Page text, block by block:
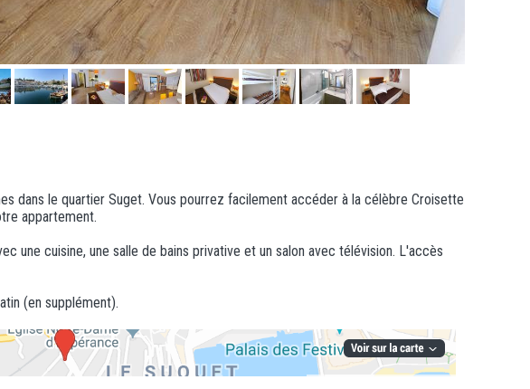
dans le quartier Suget. Vous pourrez facilement accéder à la célèbre Croisette
appartement.
une cuisine, une salle de bains privative et un salon avec télévision. L'accès
(en supplément).